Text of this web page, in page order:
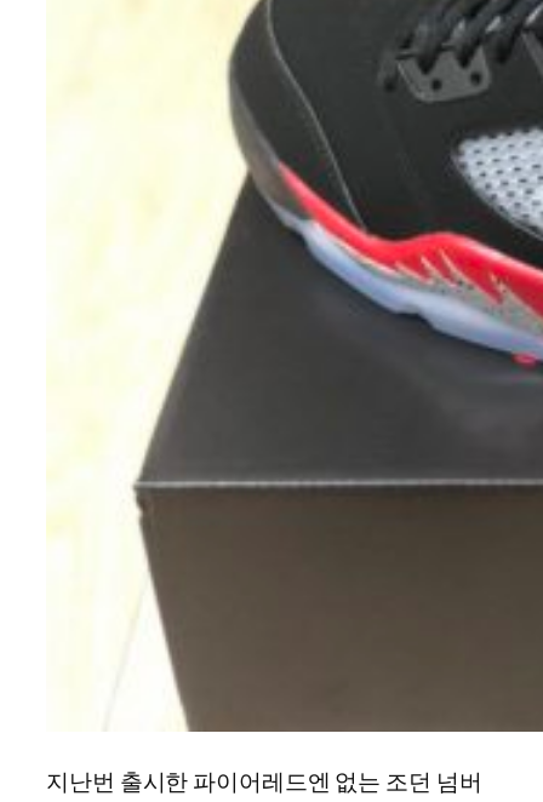
지난번 출시한 파이어레드엔 없는 조던 넘버